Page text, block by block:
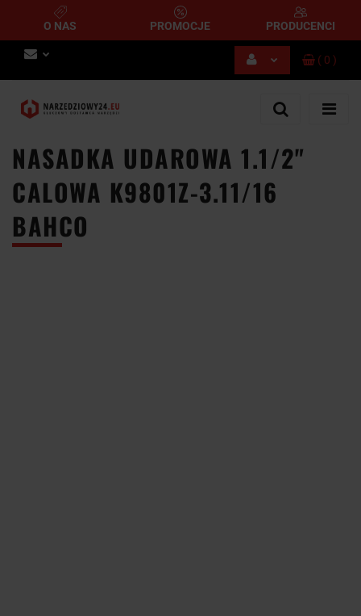
O NAS PROMOCJE PRODUCENCI
( 0 )
NASADKA UDAROWA 1.1/2"
CALOWA K9801Z-3.11/16
BAHCO